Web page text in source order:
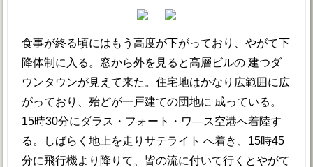
食事が終る頃にはもう高度が下がっており、やがて下
降体制に入る。窓から外を見ると高層ビルの 建つダ
ウンタウンが見えて来た。住宅地はかなり広範囲に広
がっており、殆どが一戸建ての団地に 成っている。
15時30分にダラス・フォート・ワ―ス空港へ着陸す
る。しばらく地上を走りサテライト へ着き、15時45
分に飛行機より降りて、皆の流に付いて行くとやがて